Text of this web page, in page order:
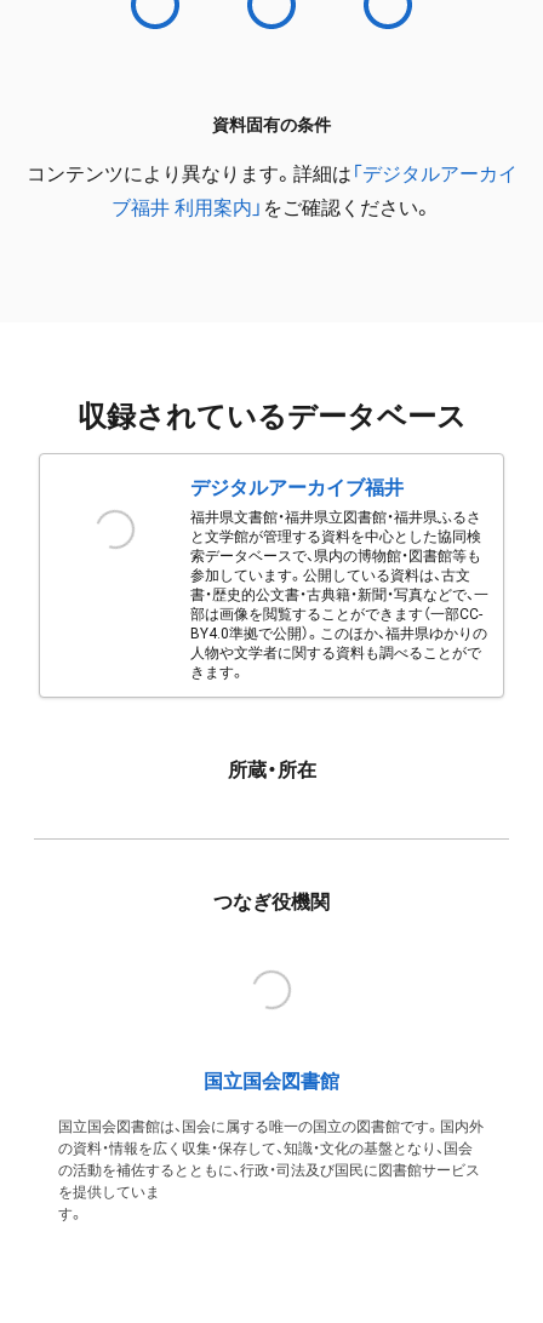
資料固有の条件
コンテンツにより異なります。詳細は 「デジタルアーカイ
ブ福井 利用案内」 をご確認ください。
収録されているデータベース
デジタルアーカイブ福井
福井県文書館・福井県立図書館・福井県ふるさ
と文学館が管理する資料を中心とした協同検
索データベースで、県内の博物館・図書館等も
参加しています。公開している資料は、古文
書・歴史的公文書・古典籍・新聞・写真などで、一
部は画像を閲覧することができます（一部CC-
BY4.0準拠で公開）。このほか、福井県ゆかりの
人物や文学者に関する資料も調べることがで
きます。
所蔵・所在
つなぎ役機関
国立国会図書館
国立国会図書館は、国会に属する唯一の国立の図書館です。国内外
の資料・情報を広く収集・保存して、知識・文化の基盤となり、国会
の活動を補佐するとともに、行政・司法及び国民に図書館サービス
を提供していま
す